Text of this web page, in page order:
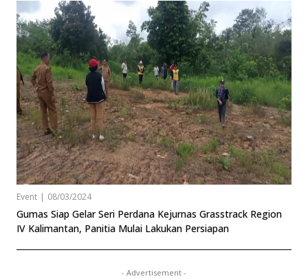
Event | 08/03/2024
Gumas Siap Gelar Seri Perdana Kejurnas Grasstrack Region
IV Kalimantan, Panitia Mulai Lakukan Persiapan
- Advertisement -